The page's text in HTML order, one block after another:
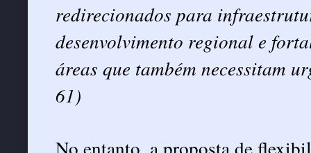
redirecionados para
desenvolvimento regional e
áreas que também necessitam
61)
No entanto, a proposta de